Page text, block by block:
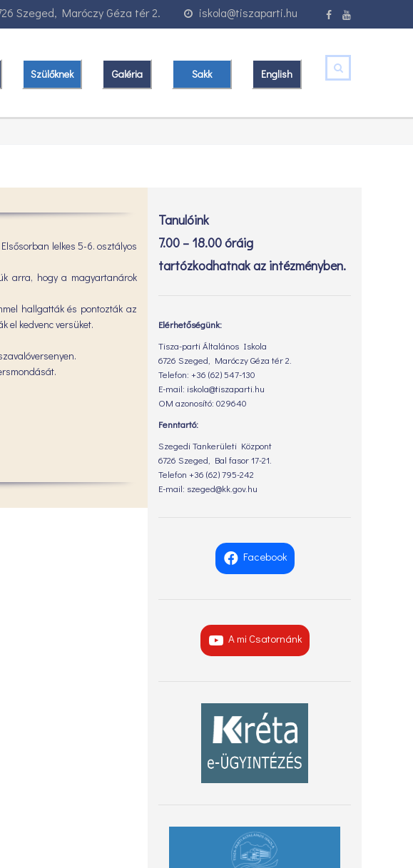
iskola@tiszaparti.hu
Szeged, Maróczy Géza tér 2.
Szülőknek Galéria Sakk English
lelkes 5-6. osztályos
arra, hogy a magyartanárok
hallgatták és pontozták az
el kedvenc versüket.
Tanulóink
7.00 – 18.00 óráig
tartózkodhatnak az intézményben.
Elérhetőségünk:
Tisza-parti Általános Iskola
6726 Szeged, Maróczy Géza tér 2.
Telefon: +36 (62) 547-130
E-mail: iskola@tiszaparti.hu
OM azonosító: 029640
Fenntartó:
Szegedi Tankerületi Központ
6726 Szeged, Bal fasor 17-21.
Telefon +36 (62) 795-242
E-mail: szeged@kk.gov.hu
Facebook
A mi Csatornánk